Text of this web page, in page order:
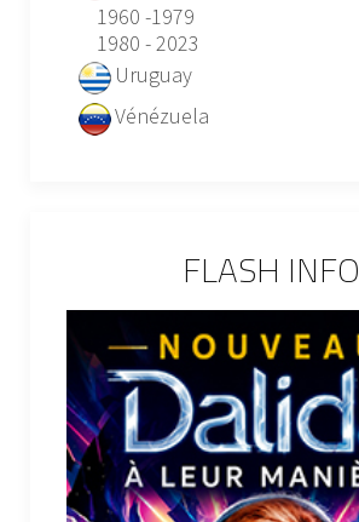
1960 -1979
1980 - 2023
Uruguay
Vénézuela
FLASH INFO